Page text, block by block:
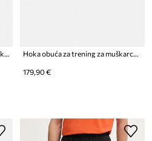
adidas Performance obuća za muškarce Rapidmove Adv 2 Hoka obuća za trening za muškarce Speedgoat 7
179,90 €